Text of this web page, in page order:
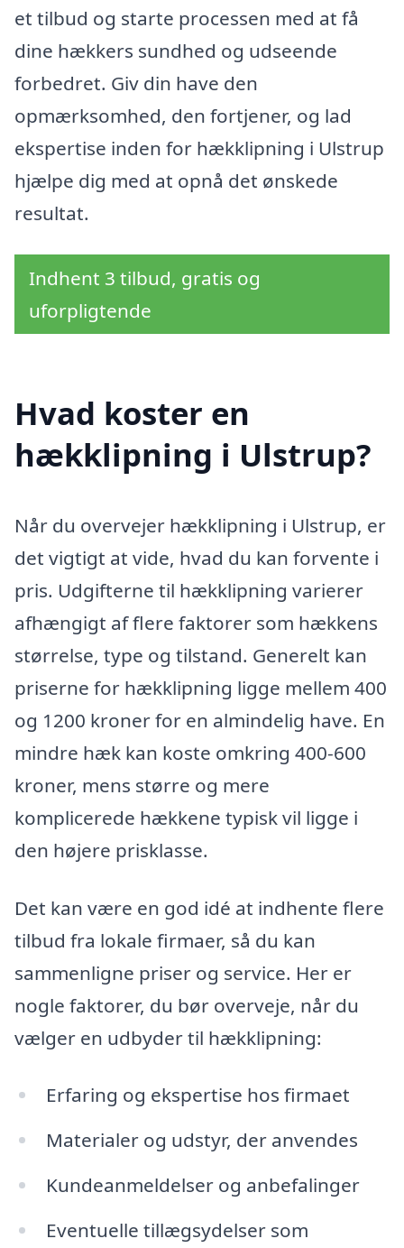
et tilbud og starte processen med at få
dine hækkers sundhed og udseende
forbedret. Giv din have den
opmærksomhed, den fortjener, og lad
ekspertise inden for hækklipning i Ulstrup
hjælpe dig med at opnå det ønskede
resultat.
Indhent 3 tilbud, gratis og
uforpligtende
Hvad koster en
hækklipning i Ulstrup?
Når du overvejer hækklipning i Ulstrup, er
det vigtigt at vide, hvad du kan forvente i
pris. Udgifterne til hækklipning varierer
afhængigt af flere faktorer som hækkens
størrelse, type og tilstand. Generelt kan
priserne for hækklipning ligge mellem 400
og 1200 kroner for en almindelig have. En
mindre hæk kan koste omkring 400-600
kroner, mens større og mere
komplicerede hækkene typisk vil ligge i
den højere prisklasse.
Det kan være en god idé at indhente flere
tilbud fra lokale firmaer, så du kan
sammenligne priser og service. Her er
nogle faktorer, du bør overveje, når du
vælger en udbyder til hækklipning:
Erfaring og ekspertise hos firmaet
Materialer og udstyr, der anvendes
Kundeanmeldelser og anbefalinger
Eventuelle tillægsydelser som